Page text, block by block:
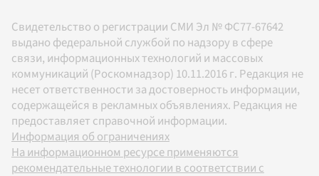
Свидетельство о регистрации СМИ Эл № ФС77-67642
выдано федеральной службой по надзору в сфере
связи, информационных технологий и массовых
коммуникаций (Роскомнадзор) 10.11.2016 г. Редакция не
несет ответственности за достоверность информации,
содержащейся в рекламных объявлениях. Редакция не
предоставляет справочной информации.
Информация об ограничениях
На информационном ресурсе применяются
рекомендательные технологии в соответствии с